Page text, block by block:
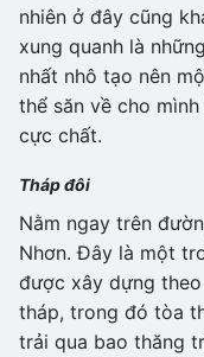
nhiên ở đây cũng
xung quanh là
nhất nhô tạo nên
thể săn về cho
cực chất.
Tháp đôi
Nằm ngay trên
Nhơn. Đây là một
được xây dựng
tháp, trong đó tòa
trải qua bao thăng